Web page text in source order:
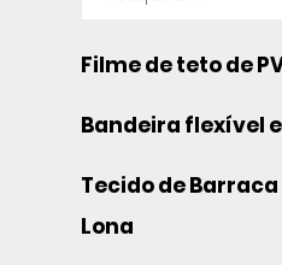
Filme de teto de
Bandeira flexível
Tecido de
Lona